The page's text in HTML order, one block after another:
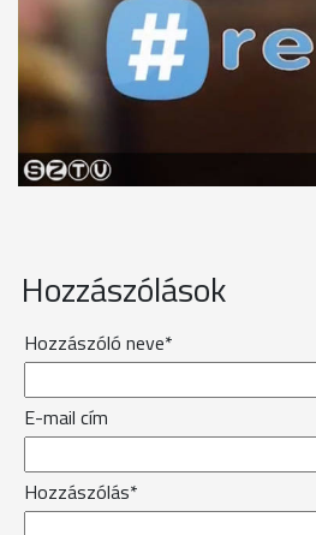
Hozzászólások
Hozzászóló neve*
E-mail cím
Hozzászólás*